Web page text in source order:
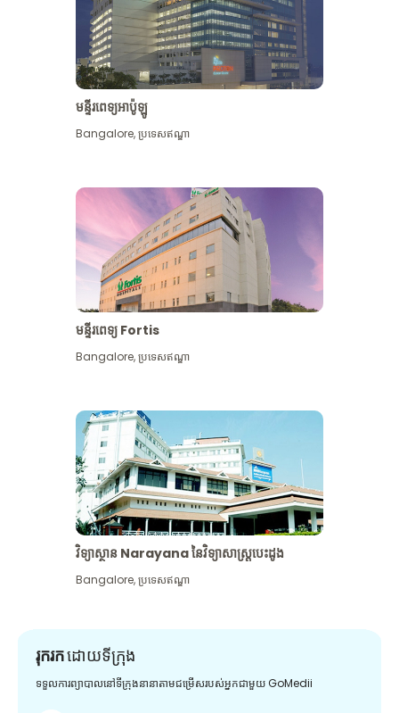
មើល​ច្រើន​ទៀត
មន្ទីរពេទ្យអាប៉ូឡូ
Bangalore,ប្រទេសឥណ្ឌា
មន្ទីរពេទ្យ Fortis
Bangalore,ប្រទេសឥណ្ឌា
វិទ្យាស្ថាន Narayana នៃវិទ្យាសាស្រ្តបេះដូង
Bangalore,ប្រទេសឥណ្ឌា
រុករកដោយទីក្រុង
ទទួលការព្យាបាលនៅទីក្រុងនានាតាមជម្រើសរបស់អ្នកជាមួយ GoMedii